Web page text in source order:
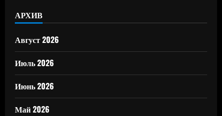
АРХИВ
Август 2026
Июль 2026
Июнь 2026
Май 2026